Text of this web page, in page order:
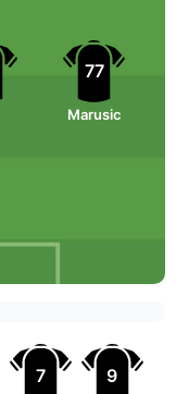
77
Marusic
7 9